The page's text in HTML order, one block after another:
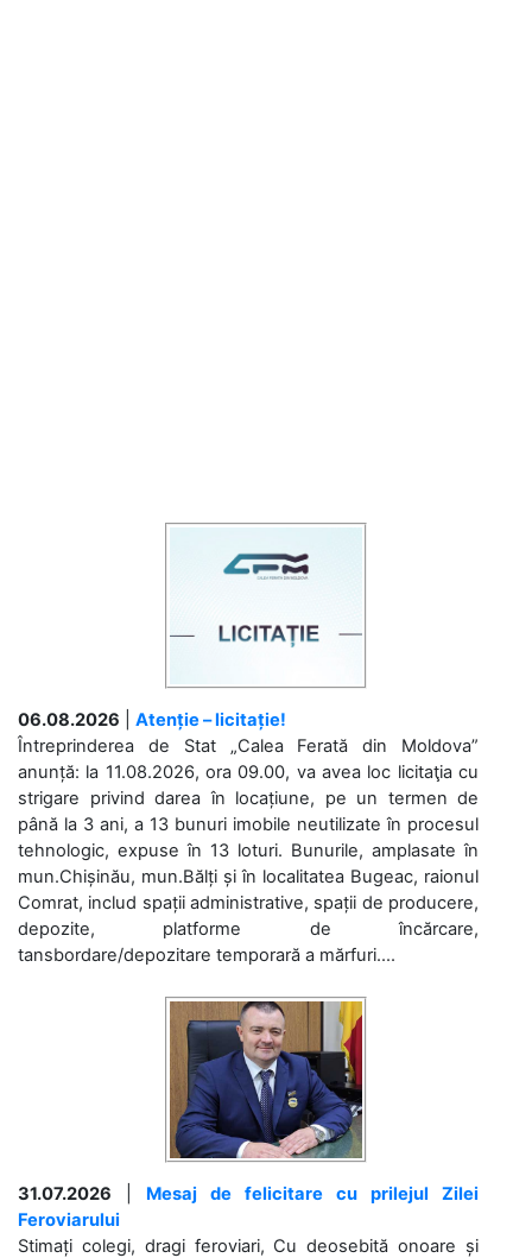
06.08.2026
Atenție – licitație!
Întreprinderea de Stat „Calea Ferată din Moldova”
anunță: la 11.08.2026, ora 09.00, va avea loc licitaţia cu
strigare privind darea în locațiune, pe un termen de
până la 3 ani, a 13 bunuri imobile neutilizate în procesul
tehnologic, expuse în 13 loturi. Bunurile, amplasate în
mun.Chișinău, mun.Bălți și în localitatea Bugeac, raionul
Comrat, includ spații administrative, spații de producere,
depozite, platforme de încărcare,
tansbordare/depozitare temporară a mărfuri....
31.07.2026
Mesaj de felicitare cu prilejul Zilei
Feroviarului
Stimați colegi, dragi feroviari, Cu deosebită onoare și